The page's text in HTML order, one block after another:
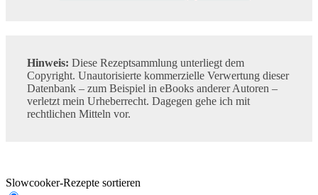
Hinweis: Diese Rezeptsammlung unterliegt dem
Copyright. Unautorisierte kommerzielle Verwertung dieser
Datenbank – zum Beispiel in eBooks anderer Autoren –
verletzt mein Urheberrecht. Dagegen gehe ich mit
rechtlichen Mitteln vor.
Slowcooker-Rezepte sortieren